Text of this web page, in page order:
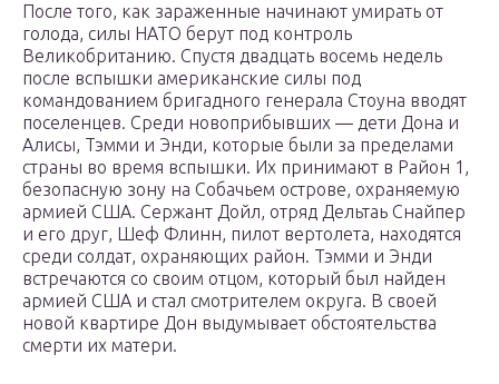
После того, как зараженные начинают умирать от
голода, силы НАТО берут под контроль
Великобританию. Спустя двадцать восемь недель
после вспышки американские силы под
командованием бригадного генерала Стоуна вводят
поселенцев. Среди новоприбывших — дети Дона и
Алисы, Тэмми и Энди, которые были за пределами
страны во время вспышки. Их принимают в Район 1,
безопасную зону на Собачьем острове, охраняемую
армией США. Сержант Дойл, отряд Дельтаь Снайпер
и его друг, Шеф Флинн, пилот вертолета, находятся
среди солдат, охраняющих район. Тэмми и Энди
встречаются со своим отцом, который был найден
армией США и стал смотрителем округа. В своей
новой квартире Дон выдумывает обстоятельства
смерти их матери.